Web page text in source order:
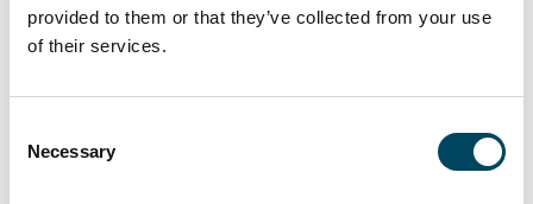
provided to them or that they’ve collected from your use
of their services.
Selection
Necessary
– Det känns mycket bra att ta nästa steg i vår
tillväxtresa med en så kvalitativ fastighet i ett
attraktivt läge. Affären stödjer vår ambition
storstadsregionerna, säger Johan Tengelin, vd